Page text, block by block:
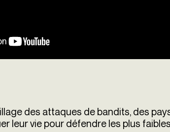
des attaques de bandits, des
leur vie pour défendre les plus